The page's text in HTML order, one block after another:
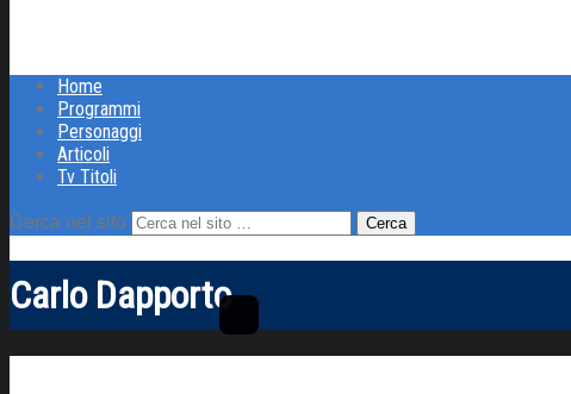
Home
Programmi
Personaggi
Articoli
Tv Titoli
Cerca nel sito
Carlo Dapporto